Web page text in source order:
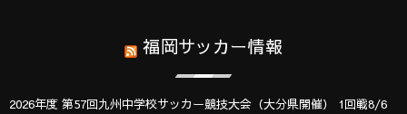
福岡サッカー情報
2026年度 第57回九州中学校サッカー競技大会（大分県開催） 1回戦8/6